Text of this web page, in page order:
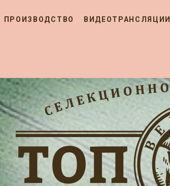
ПРОИЗВОДСТВО ВИДЕОТРАНСЛЯЦИИ